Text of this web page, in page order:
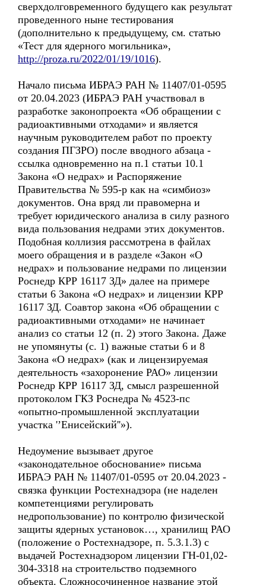
сверхдолговременного будущего как результат
проведенного ныне тестирования
(дополнительно к предыдущему, см. статью
«Тест для ядерного могильника»,
http://proza.ru/2022/01/19/1016).
Начало письма ИБРАЭ РАН № 11407/01-0595
от 20.04.2023 (ИБРАЭ РАН участвовал в
разработке законопроекта «Об обращении с
радиоактивными отходами» и является
научным руководителем работ по проекту
создания ПГЗРО) после вводного абзаца -
ссылка одновременно на п.1 статьи 10.1
Закона «О недрах» и Распоряжение
Правительства № 595-р как на «симбиоз»
документов. Она вряд ли правомерна и
требует юридического анализа в силу разного
вида пользования недрами этих документов.
Подобная коллизия рассмотрена в файлах
моего обращения и в разделе «Закон «О
недрах» и пользование недрами по лицензии
Роснедр КРР 16117 ЗД» далее на примере
статьи 6 Закона «О недрах» и лицензии КРР
16117 ЗД. Соавтор закона «Об обращении с
радиоактивными отходами» не начинает
анализ со статьи 12 (п. 2) этого Закона. Даже
не упомянуты (с. 1) важные статьи 6 и 8
Закона «О недрах» (как и лицензируемая
деятельность «захоронение РАО» лицензии
Роснедр КРР 16117 ЗД, смысл разрешенной
протоколом ГКЗ Роснедра № 4523-пс
«опытно-промышленной эксплуатации
участка '’Енисейский''»).
Недоумение вызывает другое
«законодательное обоснование» письма
ИБРАЭ РАН № 11407/01-0595 от 20.04.2023 -
связка функции Ростехнадзора (не наделен
компетенциями регулировать
недропользование) по контролю физической
защиты ядерных установок…, хранилищ РАО
(положение о Ростехнадзоре, п. 5.3.1.3) с
выдачей Ростехнадзором лицензии ГН-01,02-
304-3318 на строительство подземного
объекта. Сложносочиненное название этой